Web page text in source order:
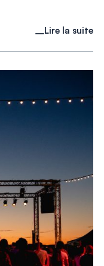
Lire la suite